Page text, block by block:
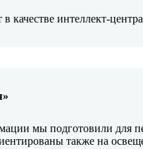
в качестве интеллект-
мы подготовили для
также на